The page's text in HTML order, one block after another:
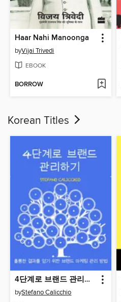
Haar Nahi Manoonga
byVijai Trivedi
EBOOK
BORROW
Korean Titles
4단계로 브랜드 관리하기
byStefano Calicchio